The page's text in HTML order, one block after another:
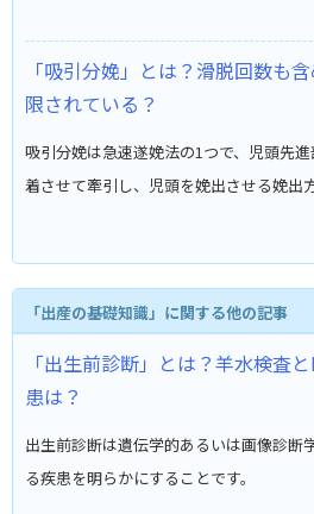
「吸引分娩」とは？滑脱回数も
限されている？
吸引分娩は急速遂娩法の1つで、児頭先
着させて牽引し、児頭を娩出させる娩出方
「出産の基礎知識」に関する他の記事
「出生前診断」とは？羊水検査
患は？
出生前診断は遺伝学的あるいは画像診断
る疾患を明らかにすることです。